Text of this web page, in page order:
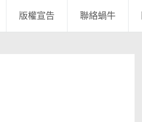
版權宣告 聯絡蝸牛